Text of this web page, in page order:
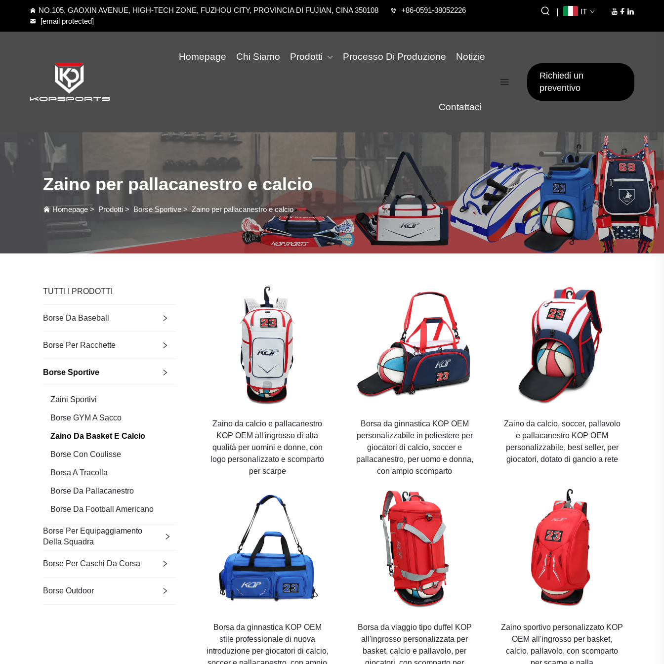
NO.105, GAOXIN AVENUE, HIGH-TECH ZONE, FUZHOU CITY, PROVINCIA DI FUJIAN, CINA 350108
+86-0591-38052226
[email protected]
IT
Homepage Chi Siamo Prodotti Processo Di Produzione Notizie
Contattaci
Richiedi un
preventivo
Zaino per pallacanestro e calcio
Homepage > Prodotti > Borse Sportive > Zaino per pallacanestro e calcio
TUTTI I PRODOTTI
Borse Da Baseball
Borse Per Racchette
Borse Sportive
Zaini Sportivi
Borse GYM A Sacco
Zaino Da Basket E Calcio
Borse Con Coulisse
Borsa A Tracolla
Borse Da Pallacanestro
Borse Da Football Americano
Borse Per Equipaggiamento
Della Squadra
Borse Per Caschi Da Corsa
Borse Outdoor
Zaino da calcio e pallacanestro
KOP OEM all'ingrosso di alta
qualità per uomini e donne, con
logo personalizzato e scomparto
per scarpe
Borsa da ginnastica KOP OEM
personalizzabile in poliestere per
giocatori di calcio, soccer e
pallacanestro, per uomo e donna,
con ampio scomparto
Zaino da calcio, soccer, pallavolo
e pallacanestro KOP OEM
personalizzabile, best seller, per
giocatori, dotato di gancio a rete
Borsa da ginnastica KOP OEM
stile professionale di nuova
introduzione per giocatori di calcio,
Borsa da viaggio tipo duffel KOP
all'ingrosso personalizzata per
basket, calcio e pallavolo, per
Zaino sportivo personalizzato KOP
OEM all'ingrosso per basket,
calcio, pallavolo, con scomparto